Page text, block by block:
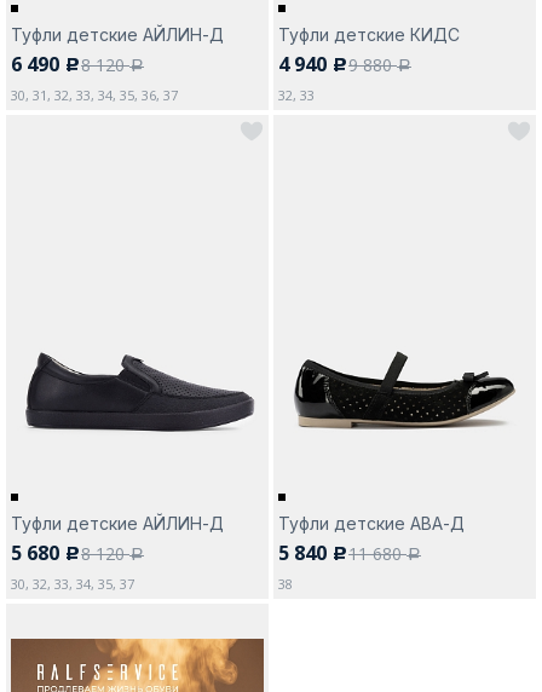
Туфли детские АЙЛИН-Д
6 490 c8 120a
30, 31, 32, 33, 34, 35, 36, 37
Туфли детские КИДС
4 940 c9 880a
32, 33
Туфли детские АЙЛИН-Д
5 680 c8 120a
30, 32, 33, 34, 35, 37
Туфли детские АВА-Д
5 840 c11 680a
38